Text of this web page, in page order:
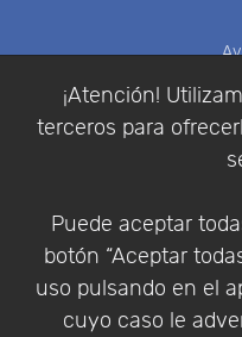
¡Atención!
terceros para
Puede aceptar
botón “Aceptar
uso pulsando en el
cuyo caso le
Política